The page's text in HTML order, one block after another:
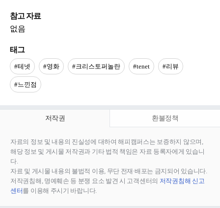
참고 자료
없음
태그
#테넷 #영화 #크리스토퍼놀란 #tenet #리뷰
#느낀점
저작권 환불정책
자료의 정보 및 내용의 진실성에 대하여 해피캠퍼스는 보증하지 않으며,
해당 정보 및 게시물 저작권과 기타 법적 책임은 자료 등록자에게 있습니
다.
자료 및 게시물 내용의 불법적 이용, 무단 전재∙배포는 금지되어 있습니다.
저작권침해, 명예훼손 등 분쟁 요소 발견 시 고객센터의 저작권침해 신고
센터를 이용해 주시기 바랍니다.